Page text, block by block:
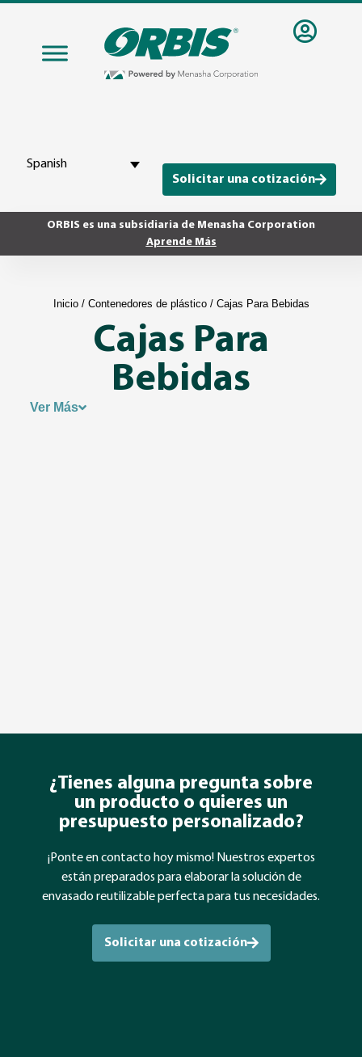
Spanish
Solicitar una cotización
ORBIS es una subsidiaria de Menasha Corporation
Aprende Más
Inicio/ Contenedores de plástico/ Cajas Para Bebidas
Cajas Para
Bebidas
Ver Más
¿Tienes alguna pregunta sobre
un producto o quieres un
presupuesto personalizado?
¡Ponte en contacto hoy mismo! Nuestros expertos
están preparados para elaborar la solución de
envasado reutilizable perfecta para tus necesidades.
Solicitar una cotización